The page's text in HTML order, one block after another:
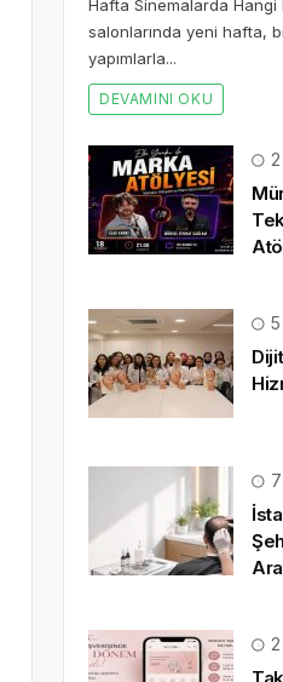
Hafta Sinemalarda Hangi
salonlarında yeni hafta,
yapımlarla...
DEVAMINI OKU